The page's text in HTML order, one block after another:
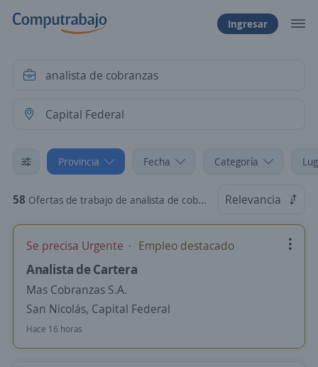
Ingresar
Provincia Fecha Categoría
58 Ofertas de trabajo de analista de cobranzas en Capital Federal Relevancia
Se precisa Urgente Empleo destacado
Analista de Cartera
Mas Cobranzas S.A.
San Nicolás, Capital Federal
Hace 16 horas